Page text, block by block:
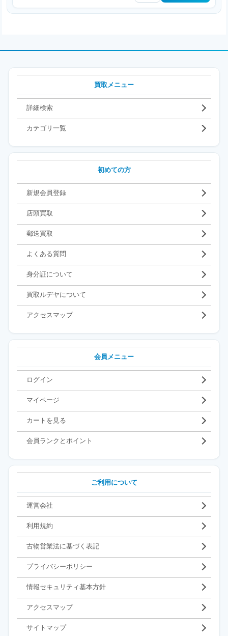
買取メニュー
詳細検索
カテゴリ一覧
初めての方
新規会員登録
店頭買取
郵送買取
よくある質問
身分証について
買取ルデヤについて
アクセスマップ
会員メニュー
ログイン
マイページ
カートを見る
会員ランクとポイント
ご利用について
運営会社
利用規約
古物営業法に基づく表記
プライバシーポリシー
情報セキュリティ基本方針
アクセスマップ
サイトマップ